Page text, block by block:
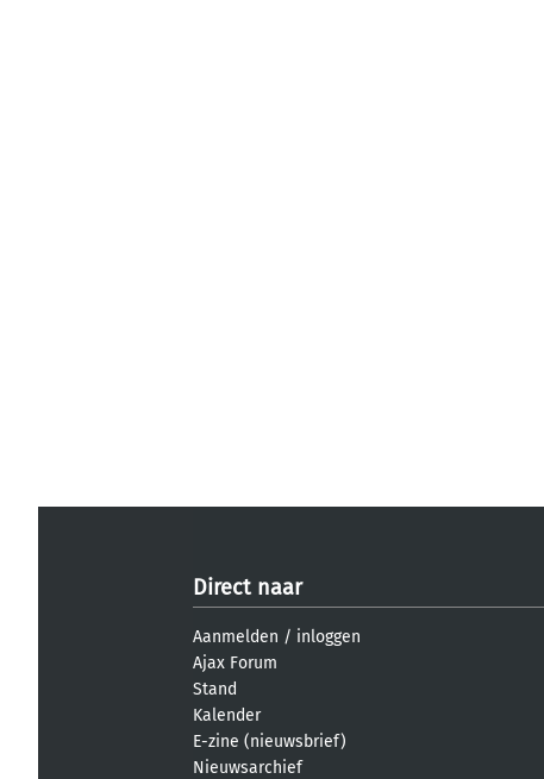
Direct naar
Aanmelden / inloggen
Ajax Forum
Stand
Kalender
E-zine (nieuwsbrief)
Nieuwsarchief